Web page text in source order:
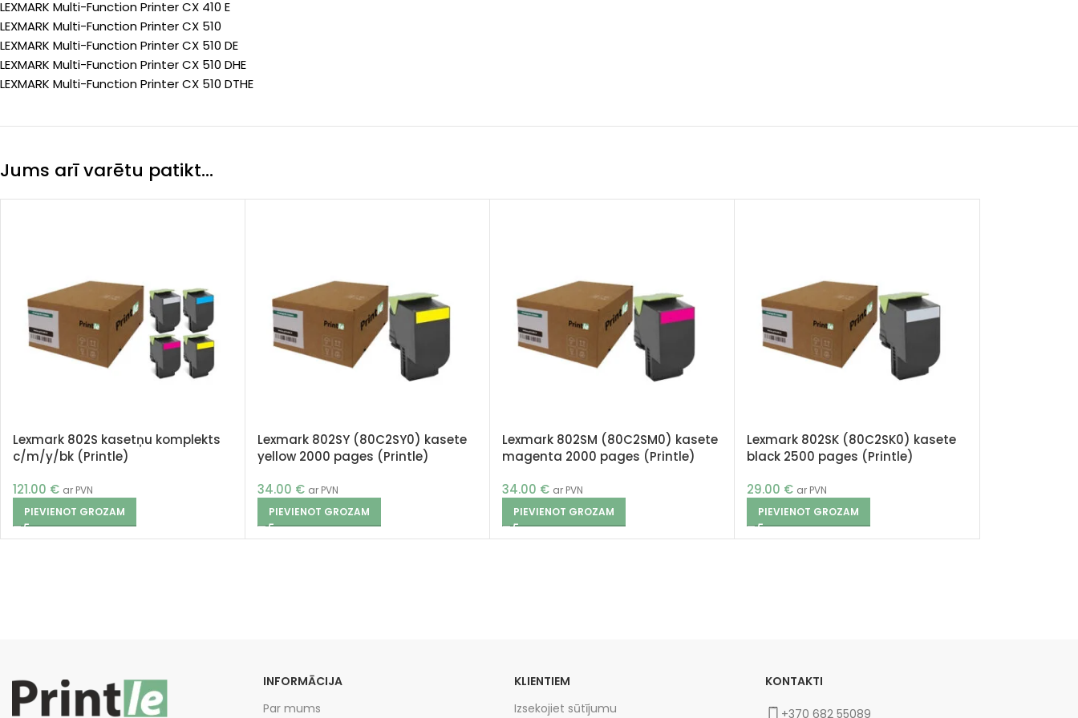
LEXMARK Multi-Function Printer CX 410 E
LEXMARK Multi-Function Printer CX 510
LEXMARK Multi-Function Printer CX 510 DE
LEXMARK Multi-Function Printer CX 510 DHE
LEXMARK Multi-Function Printer CX 510 DTHE
Jums arī varētu patikt…
Lexmark 802S kasetņu komplekts
c/m/y/bk (Printle)
121.00 € ar PVN
PIEVIENOT GROZAM
Lexmark 802SY (80C2SY0) kasete
yellow 2000 pages (Printle)
34.00 € ar PVN
PIEVIENOT GROZAM
Lexmark 802SM (80C2SM0) kasete
magenta 2000 pages (Printle)
34.00 € ar PVN
PIEVIENOT GROZAM
Lexmark 802SK (80C2SK0) kasete
black 2500 pages (Printle)
29.00 € ar PVN
PIEVIENOT GROZAM
INFORMĀCIJA
Par mums
KLIENTIEM
Izsekojiet sūtījumu
KONTAKTI
+370 682 55089